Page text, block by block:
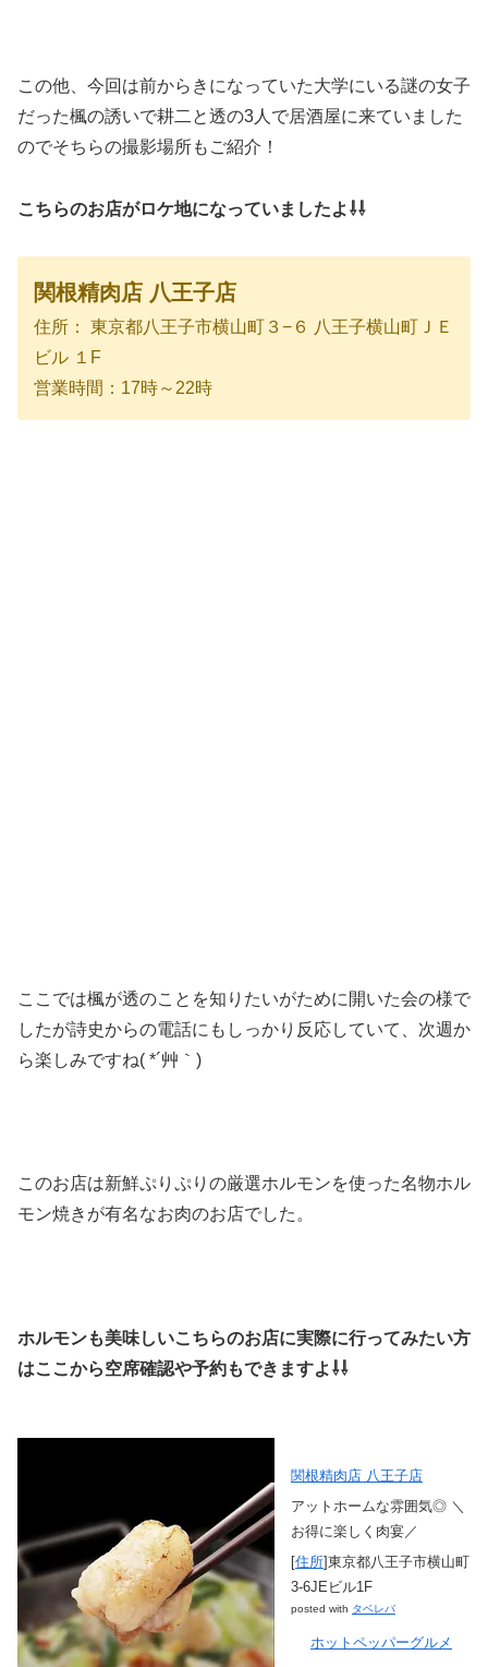
この他、今回は前からきになっていた大学にいる謎の女子
だった楓の誘いで耕二と透の3人で居酒屋に来ていました
のでそちらの撮影場所もご紹介！
こちらのお店がロケ地になっていましたよ⇩⇩
関根精肉店 八王子店
住所： 東京都八王子市横山町３−６ 八王子横山町ＪＥ
ビル １F
営業時間：17時～22時
ここでは楓が透のことを知りたいがために開いた会の様で
したが詩史からの電話にもしっかり反応していて、次週か
ら楽しみですね( *´艸｀)
このお店は新鮮ぷりぷりの厳選ホルモンを使った名物ホル
モン焼きが有名なお肉のお店でした。
ホルモンも美味しいこちらのお店に実際に行ってみたい方
はここから空席確認や予約もできますよ⇩⇩
関根精肉店 八王子店
アットホームな雰囲気◎ ＼
お得に楽しく肉宴／
[住所]東京都八王子市横山町
3-6JEビル1F
posted with タベレバ
ホットペッパーグルメ